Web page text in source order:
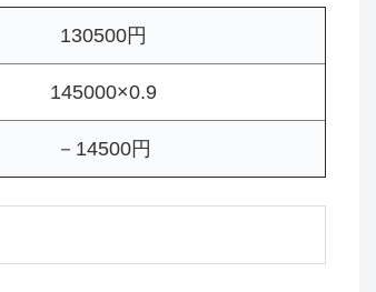
130500円
145000×0.9
－14500円